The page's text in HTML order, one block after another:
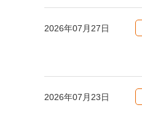
2026年07月27日
2026年07月23日